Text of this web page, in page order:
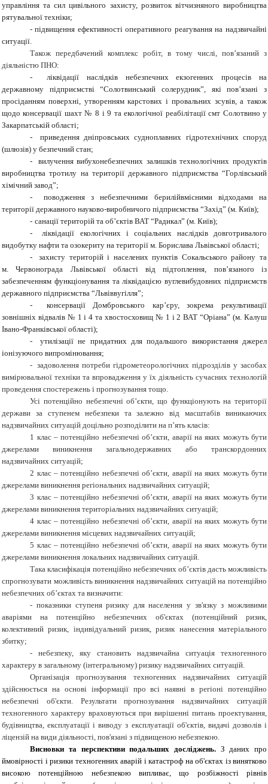
управління та сил цивільного захисту, розвиток вітчизняного виробництва
рятувальної техніки;
- підвищення ефективності оперативного реагування на надзвичайні
ситуації.
Також передбачений комплекс робіт, в тому числі, пов’язаний з
діяльністю ПНО:
-
ліквідації наслідків небезпечних екзогенних процесів на
державному підприємстві “Солотвинський солерудник”, які пов’язані з
просіданням поверхні, утворенням карстових і провальних зсувів, а також
щодо консервації шахт № 8 і 9 та екологічної реабілітації смт Солотвино у
Закарпатській області;
-
приведення дніпровських судноплавних гідротехнічних споруд
(шлюзів) у безпечний стан;
-
вилучення вибухонебезпечних залишків технологічних продуктів
виробництва тротилу на території державного підприємства “Горлівський
хімічний завод”;
-
поводження з небезпечними берилійвмісними відходами на
території державного науково-виробничого підприємства “Захід” (м. Київ);
- санації територій та об’єктів ВАТ “Радикал” (м. Київ);
-
ліквідації екологічних і соціальних наслідків довготривалого
видобутку нафти та озокериту на території м. Борислава Львівської області;
-
захисту територій і населених пунктів Сокальського району та
м. Червонограда Львівської області від підтоплення, пов’язаного із
забезпеченням функціонування та ліквідацією вуглевибудовних підприємств
державного підприємства “Львіввугілля”;
-
консервації Домбровського кар’єру, зокрема рекультивації
зовнішніх відвалів № 1 і 4 та хвостосховищ № 1 і 2 ВАТ “Оріана” (м. Калуш
Івано-Франківської області);
-
утилізації не придатних для подальшого використання джерел
іонізуючого випромінювання;
- задоволення потреби гідрометеорологічних підрозділів у засобах
вимірювальної техніки та впровадження у їх діяльність сучасних технологій
проведення спостережень і прогнозування тощо.
Усі потенційно небезпечні об’єкти, що функціонують на території
держави за ступенем небезпеки та залежно від масштабів виникаючих
надзвичайних ситуацій доцільно розподілити на п’ять класів:
1 клас – потенційно небезпечні об’єкти, аварії на яких можуть бути
джерелами виникнення загальнодержавних або транскордонних
надзвичайних ситуацій;
2 клас – потенційно небезпечні об’єкти, аварії на яких можуть бути
джерелами виникнення регіональних надзвичайних ситуацій;
3 клас – потенційно небезпечні об’єкти, аварії на яких можуть бути
джерелами виникнення територіальних надзвичайних ситуацій;
4 клас – потенційно небезпечні об’єкти, аварії на яких можуть бути
джерелами виникнення місцевих надзвичайних ситуацій;
5 клас – потенційно небезпечні об’єкти, аварії на яких можуть бути
джерелами виникнення локальних надзвичайних ситуацій.
Така класифікація потенційно небезпечних об’єктів дасть можливість
спрогнозувати можливість виникнення надзвичайних ситуацій на потенційно
небезпечних об’єктах та визначити:
- показники ступеня ризику для населення у зв'язку з можливими
аваріями на потенційно небезпечних об'єктах (потенційний ризик,
колективний ризик, індивідуальний ризик, ризик нанесення матеріального
збитку;
- небезпеку, яку становить надзвичайна ситуація техногенного
характеру в загальному (інтегральному) ризику надзвичайних ситуацій.
Організація прогнозування техногенних надзвичайних ситуацій
здійснюється на основі інформації про всі наявні в регіоні потенційно
небезпечні об'єкти. Результати прогнозування надзвичайних ситуацій
техногенного характеру враховуються при вирішенні питань проектування,
будівництва, експлуатації і виводу з експлуатації об'єктів, видачі дозволів і
ліцензій на види діяльності, пов'язані з підвищеною небезпекою.
Висновки та перспективи подальших досліджень.З даних про
ймовірності і ризики техногенних аварій і катастроф на об'єктах із винятково
високою потенційною небезпекою випливає, що розбіжності рівнів